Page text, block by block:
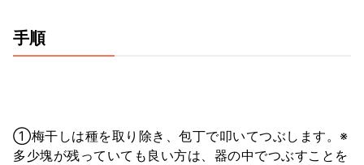
手順
①梅干しは種を取り除き、包丁で叩いてつぶします。※
多少塊が残っていても良い方は、器の中でつぶすことを